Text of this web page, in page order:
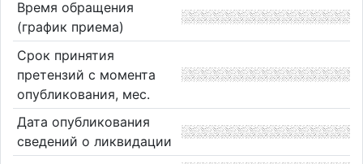
Время обращения
(график приема)
Срок принятия
претензий с момента
опубликования, мес.
Дата опубликования
сведений о ликвидации